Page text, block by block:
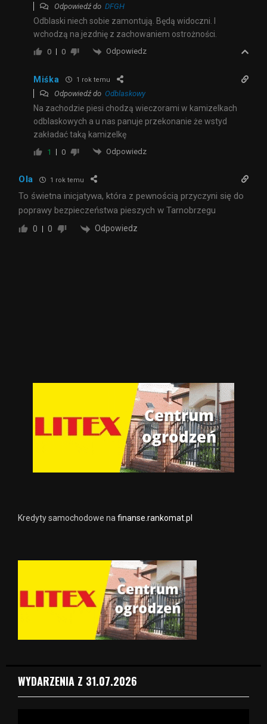
Odpowiedź do DFGH
Odblaski niech sobie zamontują. Będą widoczni. I
wchodzą na jezdnię z zachowaniem ostrożności.
0 0 Odpowiedz
Miśka 1 rok temu
Odpowiedź do Odblaskowy
Na zachodzie piesi chodzą wieczorami w kamizelkach
odblaskowych a u nas panuje przekonanie że wstyd
zakładać taką kamizelkę
1 0 Odpowiedz
Ola 1 rok temu
To świetna inicjatywa, która z pewnością przyczyni się do
poprawy bezpieczeństwa pieszych w Tarnobrzegu
0 0 Odpowiedz
Kredyty samochodowe na finanse.rankomat.pl
WYDARZENIA Z 31.07.2026